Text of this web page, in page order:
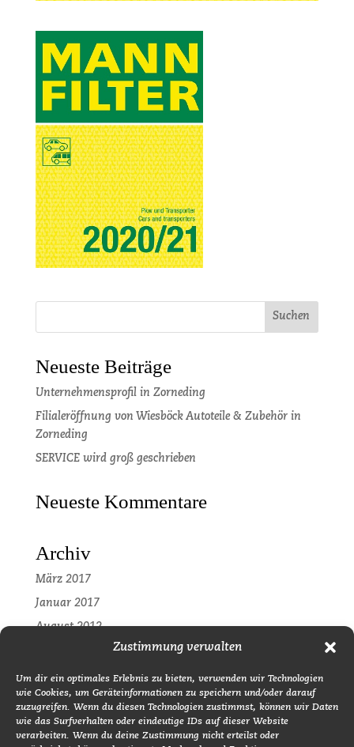
Zustimmung verwalten
Um dir ein optimales Erlebnis zu bieten, verwenden wir Technologien
wie Cookies, um Geräteinformationen zu speichern und/oder darauf
zuzugreifen. Wenn du diesen Technologien zustimmst, können wir Daten
wie das Surfverhalten oder eindeutige IDs auf dieser Website
verarbeiten. Wenn du deine Zustimmung nicht erteilst oder
Neueste Beiträge
Unternehmensprofil in Zorneding
Filialeröffnung von Wiesböck Autoteile & Zubehör in
Zorneding
SERVICE wird groß geschrieben
Neueste Kommentare
Archiv
März 2017
Januar 2017
August 2012
Kategorien
Pressemitteilung
Uncategorized